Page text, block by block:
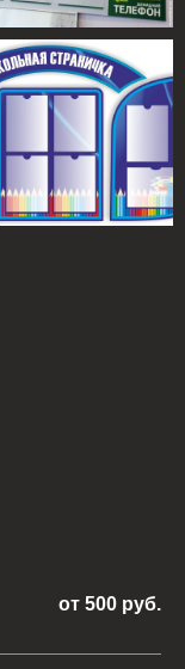
от 500 руб.